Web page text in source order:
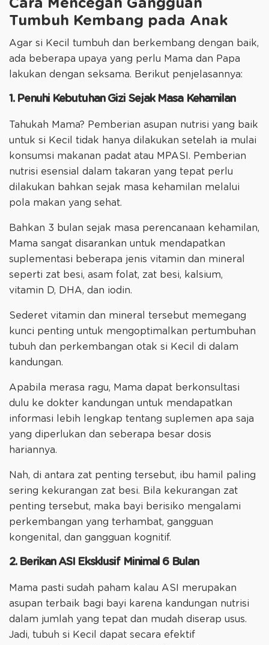
Cara Mencegah Gangguan
Tumbuh Kembang pada Anak
Agar si Kecil tumbuh dan berkembang dengan baik,
ada beberapa upaya yang perlu Mama dan Papa
lakukan dengan seksama. Berikut penjelasannya:
1. Penuhi Kebutuhan Gizi Sejak Masa Kehamilan
Tahukah Mama? Pemberian asupan nutrisi yang baik
untuk si Kecil tidak hanya dilakukan setelah ia mulai
konsumsi makanan padat atau MPASI. Pemberian
nutrisi esensial dalam takaran yang tepat perlu
dilakukan bahkan sejak masa kehamilan melalui
pola makan yang sehat.
Bahkan 3 bulan sejak masa perencanaan kehamilan,
Mama sangat disarankan untuk mendapatkan
suplementasi beberapa jenis vitamin dan mineral
seperti zat besi, asam folat, zat besi, kalsium,
vitamin D, DHA, dan iodin.
Sederet vitamin dan mineral tersebut memegang
kunci penting untuk mengoptimalkan pertumbuhan
tubuh dan perkembangan otak si Kecil di dalam
kandungan.
Apabila merasa ragu, Mama dapat berkonsultasi
dulu ke dokter kandungan untuk mendapatkan
informasi lebih lengkap tentang suplemen apa saja
yang diperlukan dan seberapa besar dosis
hariannya.
Nah, di antara zat penting tersebut, ibu hamil paling
sering kekurangan zat besi. Bila kekurangan zat
penting tersebut, maka bayi berisiko mengalami
perkembangan yang terhambat, gangguan
kongenital, dan gangguan kognitif.
2. Berikan ASI Eksklusif Minimal 6 Bulan
Mama pasti sudah paham kalau ASI merupakan
asupan terbaik bagi bayi karena kandungan nutrisi
dalam jumlah yang tepat dan mudah diserap usus.
Jadi, tubuh si Kecil dapat secara efektif